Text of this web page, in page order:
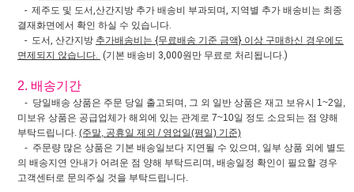
- 제주도 및 도서,산간지방 추가 배송비 부과되며, 지역별 추가 배송비는 최종
결재화면에서 확인 하실 수 있습니다.
- 도서, 산간지방 추가배송비는 {무료배송 기준 금액} 이상 구매하신 경우에도
면제되지 않습니다. (기본 배송비 3,000원만 무료로 처리됩니다.)
2. 배송기간
- 당일배송 상품은 주문 당일 출고되며, 그 외 일반 상품은 재고 보유시 1~2일,
미보유 상품은 공급업체가 해외에 있는 관계로 7~10일 정도 소요되는 점 양해
부탁드립니다. (주말, 공휴일 제외 / 영업일(평일) 기준)
- 주문량 많은 상품은 기본 배송일보다 지연될 수 있으며, 일부 상품 외에 별도
의 배송지연 안내가 어려운 점 양해 부탁드리며, 배송일정 확인이 필요할 경우
고객센터로 문의주실 것을 부탁드립니다.